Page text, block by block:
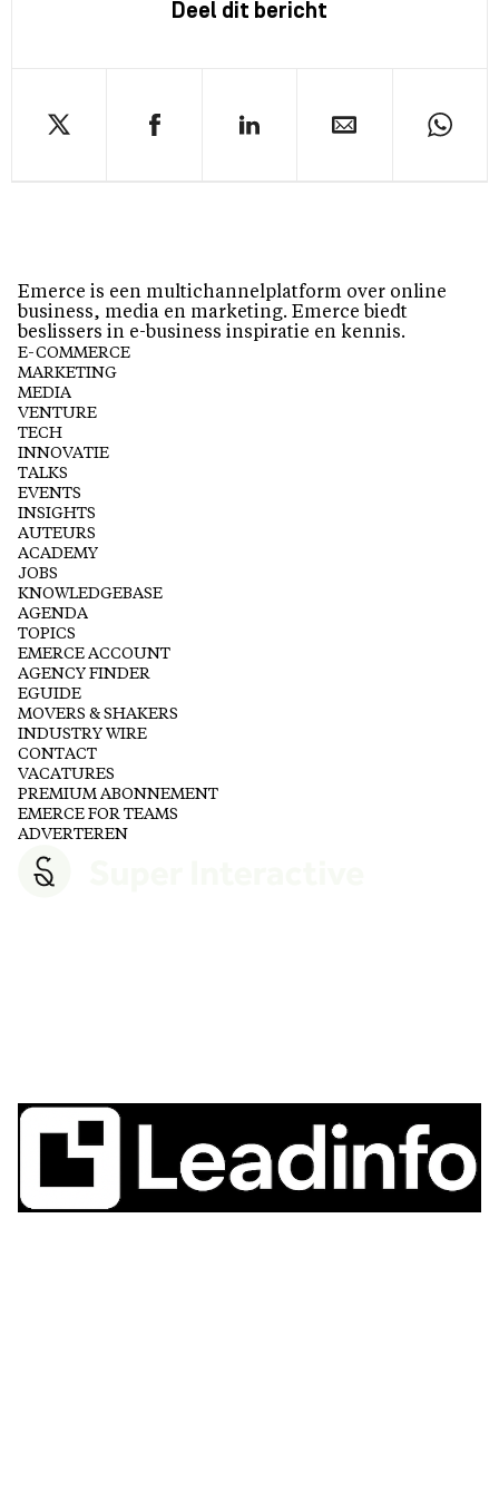
Deel dit bericht
Emerce is een multichannelplatform over online
business, media en marketing. Emerce biedt
beslissers in e-business inspiratie en kennis.
E-COMMERCE
MARKETING
MEDIA
VENTURE
TECH
INNOVATIE
TALKS
EVENTS
INSIGHTS
AUTEURS
ACADEMY
JOBS
KNOWLEDGEBASE
AGENDA
TOPICS
EMERCE ACCOUNT
AGENCY FINDER
EGUIDE
MOVERS & SHAKERS
INDUSTRY WIRE
CONTACT
VACATURES
PREMIUM ABONNEMENT
EMERCE FOR TEAMS
ADVERTEREN